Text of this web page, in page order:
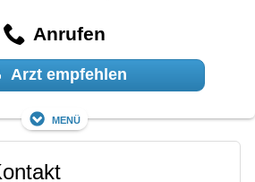
Anrufen
Arzt empfehlen
Menü